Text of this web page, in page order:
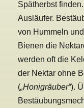
Spätherbst
Ausläufer.
von Hummeln
Bienen die
werden oft die
der Nektar ohne
(„Honigräuber“).